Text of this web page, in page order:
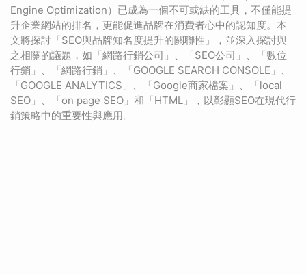
Engine Optimization）已成為一個不可或缺的工具，不僅能提
升企業網站的排名，更能促進品牌在消費者心中的認知度。本
文將探討「SEO與品牌知名度提升的關聯性」，並深入探討與
之相關的議題，如「網路行銷公司」、「SEO公司」、「數位
行銷」、「網路行銷」、「GOOGLE SEARCH CONSOLE」、
「GOOGLE ANALYTICS」、「Google商家檔案」、「local
SEO」、「on page SEO」和「HTML」，以彰顯SEO在現代行
銷策略中的重要性與應用。